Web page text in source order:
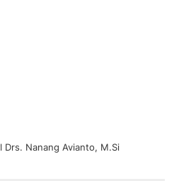
Drs. Nanang Avianto, M.Si